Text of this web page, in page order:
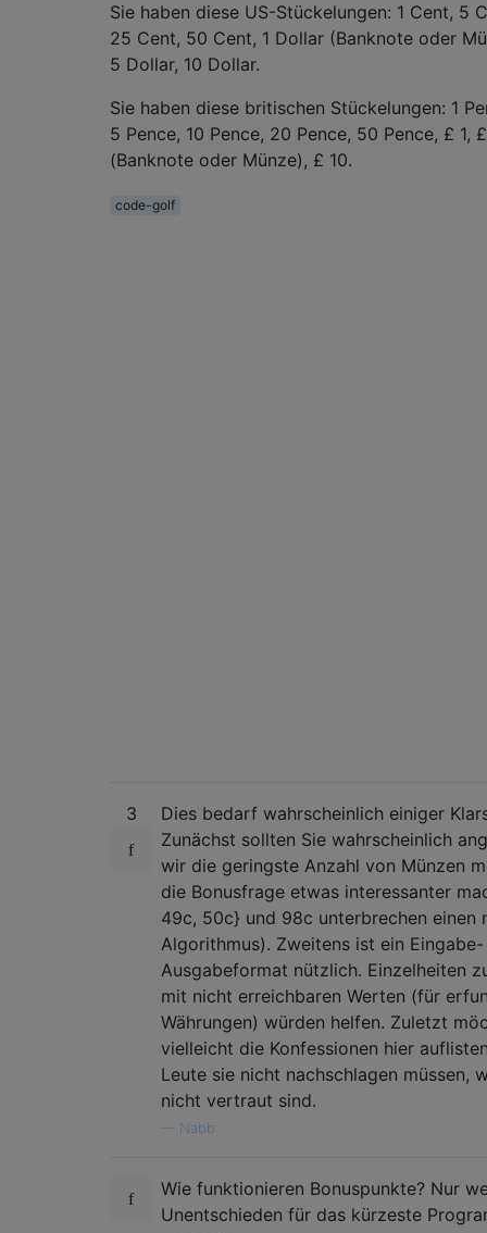
Sie haben diese US-Stückelungen: 1 Cent, 5
25 Cent, 50 Cent, 1 Dollar (Banknote oder
5 Dollar, 10 Dollar.
Sie haben diese britischen Stückelungen: 1
5 Pence, 10 Pence, 20 Pence, 50 Pence, £ 1,
(Banknote oder Münze), £ 10.
code-golf
3
Dies bedarf wahrscheinlich einiger
Zunächst sollten Sie wahrscheinlich
wir die geringste Anzahl von Münzen
die Bonusfrage etwas interessanter
49c, 50c} und 98c unterbrechen einen
Algorithmus). Zweitens ist ein
Ausgabeformat nützlich. Einzelheiten
mit nicht erreichbaren Werten (für
Währungen) würden helfen. Zuletzt
vielleicht die Konfessionen hier
Leute sie nicht nachschlagen müssen,
nicht vertraut sind.
Nabb
Wie funktionieren Bonuspunkte? Nur
Unentschieden für das kürzeste